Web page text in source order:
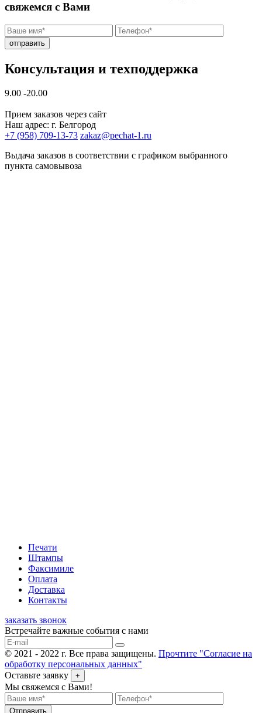
свяжемся с Вами
отправить
Консультация и техподдержка
9.00 -20.00
Прием заказов через сайт
Наш адрес: г. Белгород
+7 (958) 709-13-73 zakaz@pechat-1.ru
Выдача заказов в соответствии с графиком выбранного
пункта самовывоза
Печати
Штампы
Факсимиле
Оплата
Доставка
Контакты
заказать звонок
Встречайте важные события с нами
© 2021 - 2022 г. Все права защищены. Прочтите "Согласие на
обработку персональных данных"
Оставьте заявку
+
Мы свяжемся с Вами!
Отправить